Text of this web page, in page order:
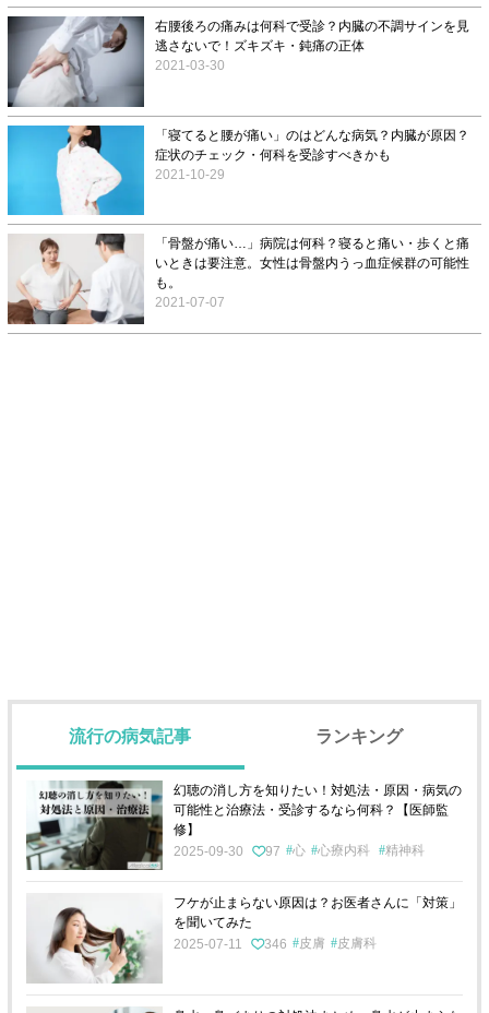
右腰後ろの痛みは何科で受診？内臓の不調サインを見
逃さないで！ズキズキ・鈍痛の正体
2021-03-30
「寝てると腰が痛い」のはどんな病気？内臓が原因？
症状のチェック・何科を受診すべきかも
2021-10-29
「骨盤が痛い…」病院は何科？寝ると痛い・歩くと痛
いときは要注意。女性は骨盤内うっ血症候群の可能性
も。
2021-07-07
流行の病気記事 ランキング
幻聴の消し方を知りたい！対処法・原因・病気の
可能性と治療法・受診するなら何科？【医師監
修】
2025-09-30
97 心 心療内科 精神科
フケが止まらない原因は？お医者さんに「対策」
を聞いてみた
2025-07-11
346 皮膚 皮膚科